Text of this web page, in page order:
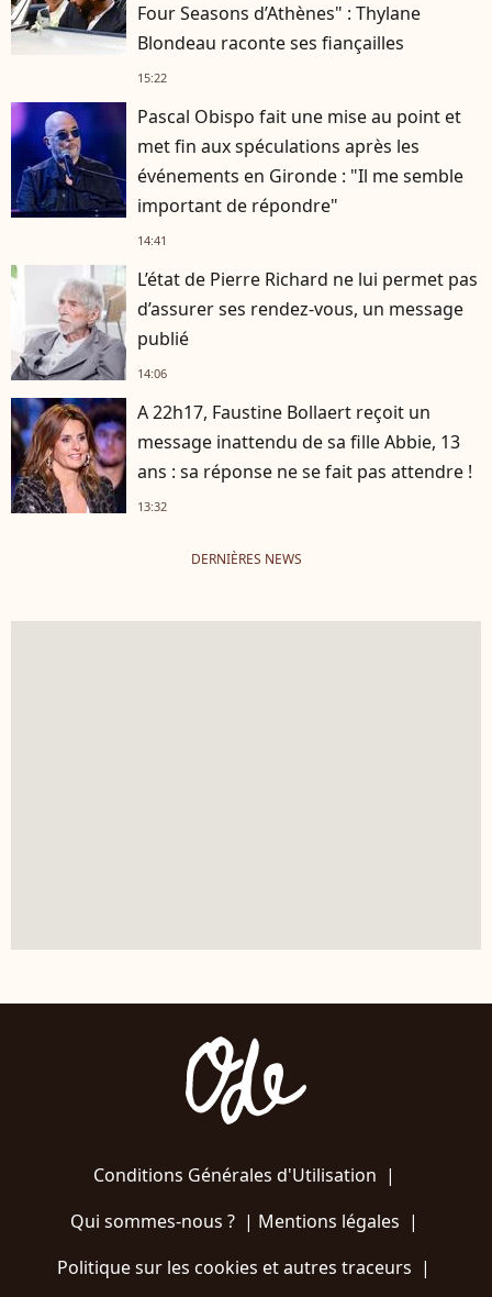
Four Seasons d’Athènes" : Thylane
Blondeau raconte ses fiançailles
15:22
Pascal Obispo fait une mise au point et
met fin aux spéculations après les
événements en Gironde : "Il me semble
important de répondre"
14:41
L’état de Pierre Richard ne lui permet pas
d’assurer ses rendez-vous, un message
publié
14:06
A 22h17, Faustine Bollaert reçoit un
message inattendu de sa fille Abbie, 13
ans : sa réponse ne se fait pas attendre !
13:32
DERNIÈRES NEWS
Conditions Générales d'Utilisation |
Qui sommes-nous ?| Mentions légales |
Politique sur les cookies et autres traceurs |